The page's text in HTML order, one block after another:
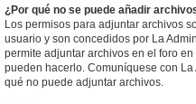
¿Por qué no se puede añadir
Los permisos para adjuntar archivos
usuario y son concedidos por La
permite adjuntar archivos en el foro
pueden hacerlo. Comuníquese con
qué no puede adjuntar archivos.